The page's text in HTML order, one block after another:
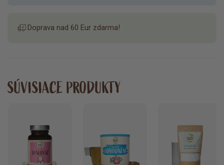
Doprava nad 60 Eur zdarma!
SÚVISIACE PRODUKTY